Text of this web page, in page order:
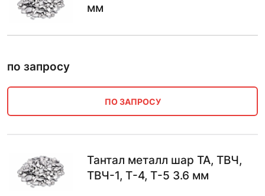
мм
по запросу
ПО ЗАПРОСУ
Тантал металл шар ТА, ТВЧ,
ТВЧ-1, Т-4, Т-5 3.6 мм